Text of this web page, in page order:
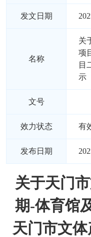
发文日期
名称
关
项
目
示
文号
效力状态 有
发布日期
关于天门
期-体育馆
天门市文